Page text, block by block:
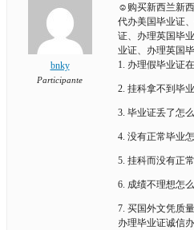
bnky
Participante
☺购买新西兰新西
代办美国毕业证
证、办理英国毕
业证、办理英国
1. 办理假毕业证
2. 挂科拿不到毕
3. 毕业证丢了怎
4. 没有正常毕业
5. 挂科而没有正
6. 成绩不理想怎
7. 买国外文凭质
办理毕业证诚信